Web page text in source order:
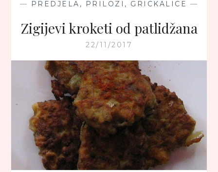
— PREDJELA, PRILOZI, GRICKALICE —
Zigijevi kroketi od patlidžana
22/11/2017